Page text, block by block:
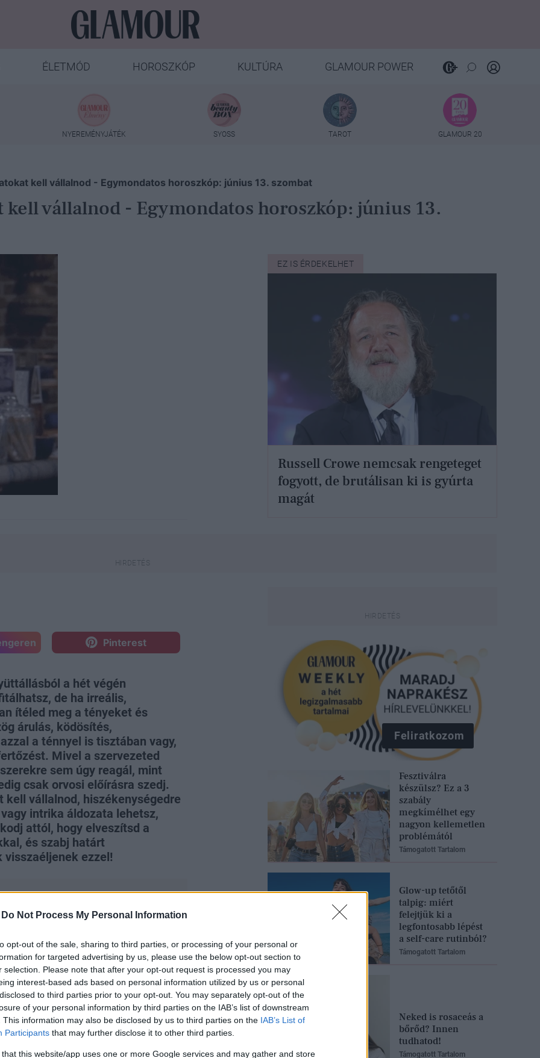
Do Not Process My Personal Information
opt-out of the sale, sharing to third parties, or processing of your personal or
for targeted advertising by us, please use the below opt-out section to
selection. Please note that after your opt-out request is processed you may
interest-based ads based on personal information utilized by us or personal
to third parties prior to your opt-out. You may separately opt-out of the
of your personal information by third parties on the IAB’s list of downstream
This information may also be disclosed by us to third parties on the IAB’s List of
Participants that may further disclose it to other third parties.
that this website/app uses one or more Google services and may gather and store
ÉLETMÓD HOROSZKÓP KULTÚRA GLAMOUR POWER
NYEREMÉNYJÁTÉK SYOSS TAROT GLAMOUR 20
kell vállalnod - Egymondatos horoszkóp: június 13. szombat
vállalnod - Egymondatos horoszkóp: június 13.
EZ IS ÉRDEKELHET
Russell Crowe nemcsak rengeteget
fogyott, de brutálisan ki is gyúrta
magát
Pinterest
a hét végén
de ha irreális,
ítéled meg a tényeket és
árulás, ködösítés,
a ténnyel is tisztában vagy,
Mivel a szervezeted
sem úgy reagál, mint
csak orvosi előírásra szedj.
kell vállalnod, hiszékenységedre
intrika áldozata lehetsz,
attól, hogy elveszítsd a
és szabj határt
visszaéljenek ezzel!
tényei elől, óvakodj a trükközéstől,
mögött, bizalmaddal is
Feliratkozom
Fesztiválra
készülsz? Ez a 3
szabály
megkímélhet egy
nagyon kellemetlen
problémától
Támogatott Tartalom
Glow-up tetőtől
talpig: miért
felejtjük ki a
legfontosabb lépést
a self-care rutinból?
Támogatott Tartalom
Neked is rosaceás a
bőrőd? Innen
tudhatod!
Támogatott Tartalom